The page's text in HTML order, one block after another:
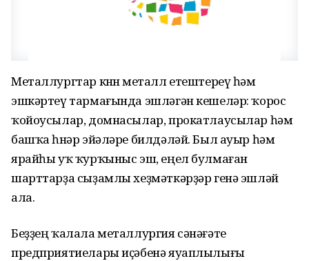
Металлургтар көнөн металл етештереү һәм
эшкәртеү тармағында эшләгән кешеләр: ҡорос
ҡойоусылар, домнасылар, прокатлаусылар һәм
башҡа һөнәр эйәләре билдәләй. Был ауыр һәм
ярайһы уҡ ҡурҡыныс эш, еңел булмаған
шарттарҙа сыҙамлы хеҙмәткәрҙәр генә эшләй
ала.
Беҙҙең ҡалала металлургия сәнәғәте
предприятиелары иҫәбенә яуаплылығы